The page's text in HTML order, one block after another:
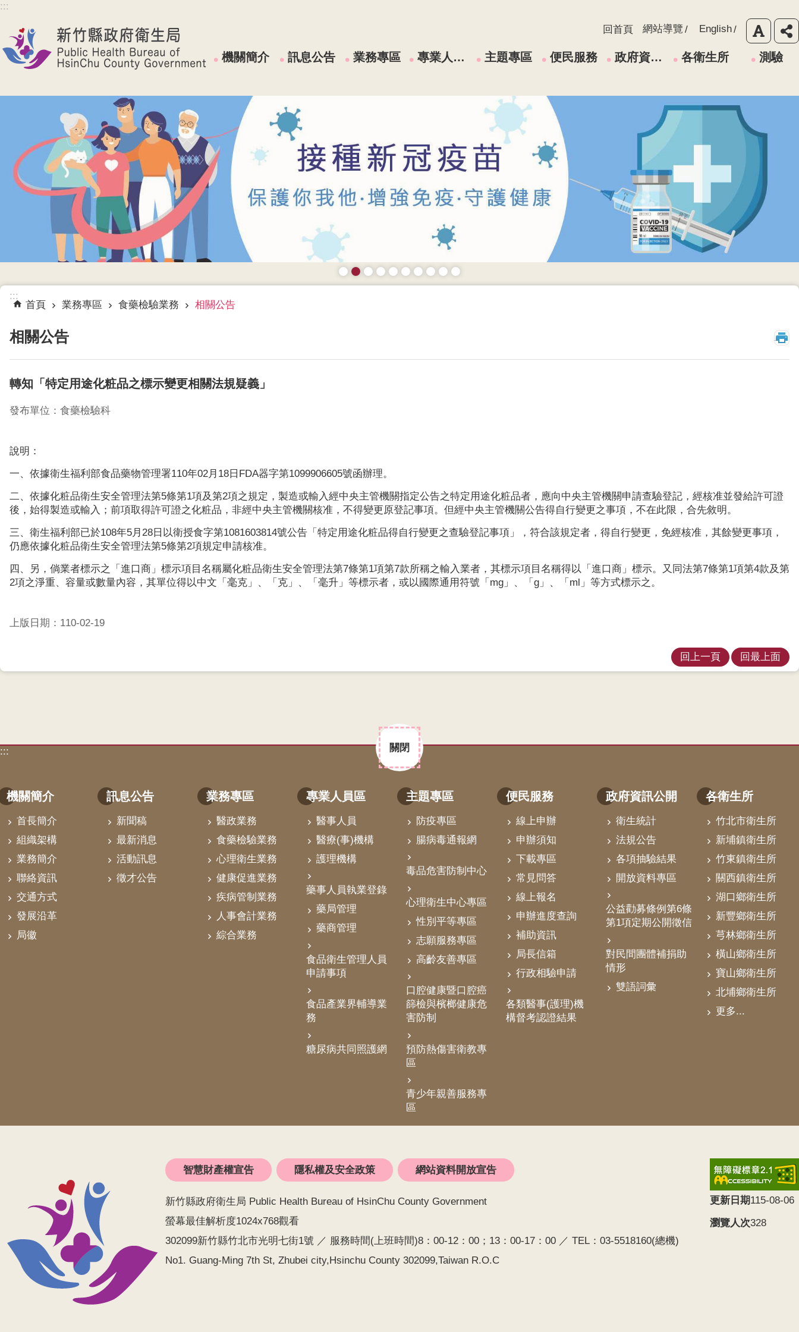
跳到主要內容區塊
:::
回首頁 網站導覽 English
機關簡介 訊息公告 業務專區 專業人員區 主題專區 便民服務 政府資訊公開 各衛生所 測驗
:::
首頁 業務專區 食藥檢驗業務 相關公告
相關公告 _
轉知「特定用途化粧品之標示變更相關法規疑義」
發布單位：食藥檢驗科
說明：
一、依據衛生福利部食品藥物管理署110年02月18日FDA器字第1099906605號函辦理。
二、依據化粧品衛生安全管理法第5條第1項及第2項之規定，製造或輸入經中央主管機關指定公告之特定用途化粧品者，應向中央主管機關申請查驗登記，經核准並發給許可證
後，始得製造或輸入；前項取得許可證之化粧品，非經中央主管機關核准，不得變更原登記事項。但經中央主管機關公告得自行變更之事項，不在此限，合先敘明。
三、衛生福利部已於108年5月28日以衛授食字第1081603814號公告「特定用途化粧品得自行變更之查驗登記事項」，符合該規定者，得自行變更，免經核准，其餘變更事項，
仍應依據化粧品衛生安全管理法第5條第2項規定申請核准。
四、另，倘業者標示之「進口商」標示項目名稱屬化粧品衛生安全管理法第7條第1項第7款所稱之輸入業者，其標示項目名稱得以「進口商」標示。又同法第7條第1項第4款及第
2項之淨重、容量或數量內容，其單位得以中文「毫克」、「克」、「毫升」等標示者，或以國際通用符號「mg」、「g」、「ml」等方式標示之。
上版日期：110-02-19
回上一頁 回最上面
關閉
:::
機關簡介
首長簡介
組織架構
業務簡介
聯絡資訊
交通方式
發展沿革
局徽
訊息公告
新聞稿
最新消息
活動訊息
徵才公告
業務專區
醫政業務
食藥檢驗業務
心理衛生業務
健康促進業務
疾病管制業務
人事會計業務
綜合業務
專業人員區
醫事人員
醫療(事)機構
護理機構
藥事人員執業登錄
藥局管理
藥商管理
食品衛生管理人員
申請事項
食品產業界輔導業
務
糖尿病共同照護網
主題專區
防疫專區
腸病毒通報網
毒品危害防制中心
心理衛生中心專區
性別平等專區
志願服務專區
高齡友善專區
口腔健康暨口腔癌
篩檢與檳榔健康危
害防制
預防熱傷害衛教專
區
青少年親善服務專
區
便民服務
線上申辦
申辦須知
下載專區
常見問答
線上報名
申辦進度查詢
補助資訊
局長信箱
行政相驗申請
各類醫事(護理)機
構督考認證結果
政府資訊公開
衛生統計
法規公告
各項抽驗結果
開放資料專區
公益勸募條例第6條
第1項定期公開徵信
對民間團體補捐助
情形
雙語詞彙
各衛生所
竹北市衛生所
新埔鎮衛生所
竹東鎮衛生所
關西鎮衛生所
湖口鄉衛生所
新豐鄉衛生所
芎林鄉衛生所
橫山鄉衛生所
寶山鄉衛生所
北埔鄉衛生所
更多...
智慧財產權宣告 隱私權及安全政策 網站資料開放宣告
新竹縣政府衛生局 Public Health Bureau of HsinChu County Government
螢幕最佳解析度1024x768觀看
302099新竹縣竹北市光明七街1號 ／ 服務時間(上班時間)8：00-12：00；13：00-17：00 ／ TEL：03-5518160(總機)
No1. Guang-Ming 7th St, Zhubei city,Hsinchu County 302099,Taiwan R.O.C
更新日期115-08-06
瀏覽人次328